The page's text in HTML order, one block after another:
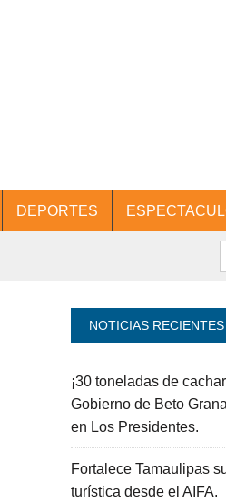
DEPORTES
NOTICIAS RECIENTES
¡30 toneladas de
Gobierno de Beto
en Los Presidentes.
Fortalece Tamaulipas
turística desde el AIFA.